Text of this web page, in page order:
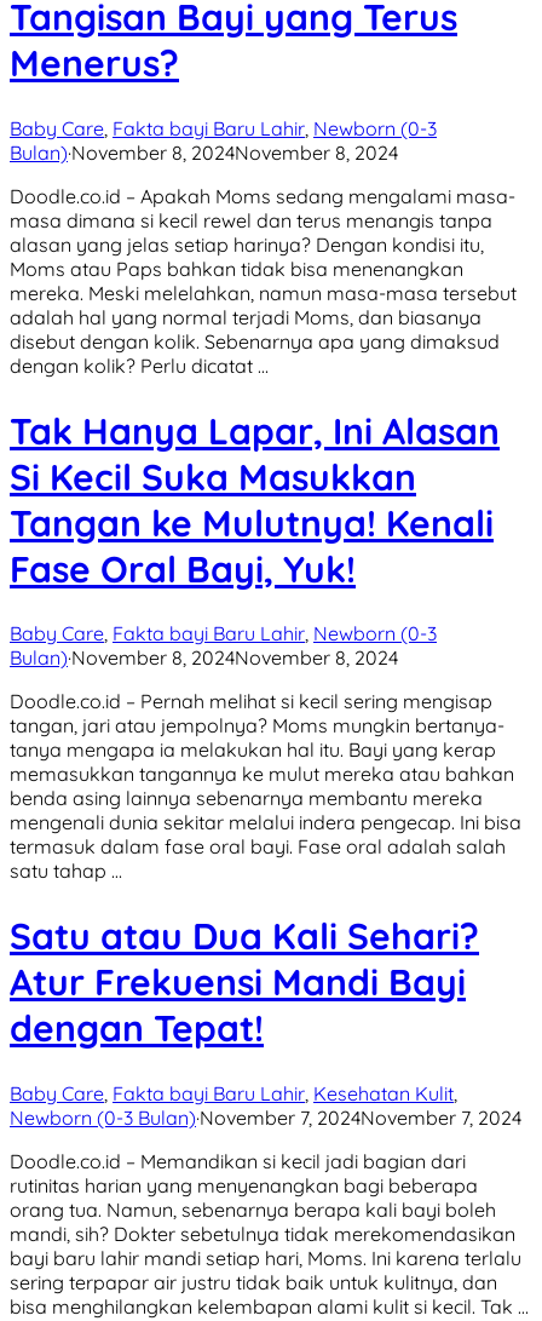
Tangisan Bayi yang Terus
Menerus?
Baby Care Fakta bayi Baru Lahir Newborn (0-3
Bulan)·November 8, 2024November 8, 2024
Doodle.co.id – Apakah Moms sedang mengalami masa-
masa dimana si kecil rewel dan terus menangis tanpa
alasan yang jelas setiap harinya? Dengan kondisi itu,
Moms atau Paps bahkan tidak bisa menenangkan
mereka. Meski melelahkan, namun masa-masa tersebut
adalah hal yang normal terjadi Moms, dan biasanya
disebut dengan kolik. Sebenarnya apa yang dimaksud
dengan kolik? Perlu dicatat …
Tak Hanya Lapar, Ini Alasan
Si Kecil Suka Masukkan
Tangan ke Mulutnya! Kenali
Fase Oral Bayi, Yuk!
Baby Care, Fakta bayi Baru Lahir, Newborn (0-3
Bulan)·November 8, 2024November 8, 2024
Doodle.co.id – Pernah melihat si kecil sering mengisap
tangan, jari atau jempolnya? Moms mungkin bertanya-
tanya mengapa ia melakukan hal itu. Bayi yang kerap
memasukkan tangannya ke mulut mereka atau bahkan
benda asing lainnya sebenarnya membantu mereka
mengenali dunia sekitar melalui indera pengecap. Ini bisa
termasuk dalam fase oral bayi. Fase oral adalah salah
satu tahap …
Satu atau Dua Kali Sehari?
Atur Frekuensi Mandi Bayi
dengan Tepat!
Baby Care, Fakta bayi Baru Lahir, Kesehatan Kulit,
Newborn (0-3 Bulan)·November 7, 2024November 7, 2024
Doodle.co.id – Memandikan si kecil jadi bagian dari
rutinitas harian yang menyenangkan bagi beberapa
orang tua. Namun, sebenarnya berapa kali bayi boleh
mandi, sih? Dokter sebetulnya tidak merekomendasikan
bayi baru lahir mandi setiap hari, Moms. Ini karena terlalu
sering terpapar air justru tidak baik untuk kulitnya, dan
bisa menghilangkan kelembapan alami kulit si kecil. Tak …